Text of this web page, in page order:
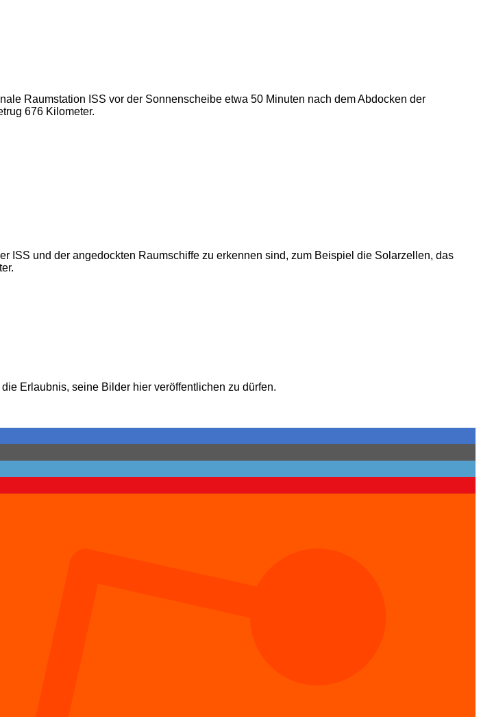
Raumstation ISS vor der Sonnenscheibe etwa 50 Minuten nach dem Abdocken der
676 Kilometer.
ISS und der angedockten Raumschiffe zu erkennen sind, zum Beispiel die Solarzellen, das
Erlaubnis, seine Bilder hier veröffentlichen zu dürfen.